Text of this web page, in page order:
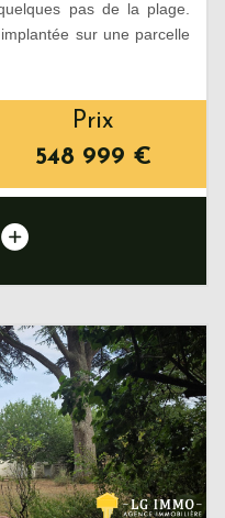
pas de la plage.
sur une parcelle
Prix
548 999 €